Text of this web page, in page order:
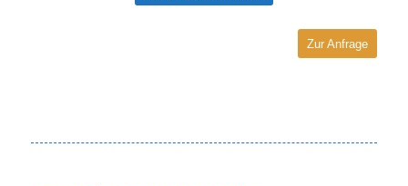
Zur Anfrage